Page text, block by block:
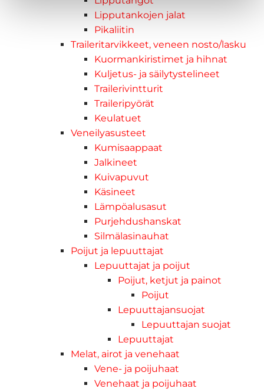
Lipputankojen jalat
Pikaliitin
Traileritarvikkeet, veneen nosto/lasku
Kuormankiristimet ja hihnat
Kuljetus- ja säilytystelineet
Trailerivintturit
Traileripyörät
Keulatuet
Veneilyasusteet
Kumisaappaat
Jalkineet
Kuivapuvut
Käsineet
Lämpöalusasut
Purjehdushanskat
Silmälasinauhat
Poijut ja lepuuttajat
Lepuuttajat ja poijut
Poijut, ketjut ja painot
Poijut
Lepuuttajansuojat
Lepuuttajan suojat
Lepuuttajat
Melat, airot ja venehaat
Vene- ja poijuhaat
Venehaat ja poijuhaat